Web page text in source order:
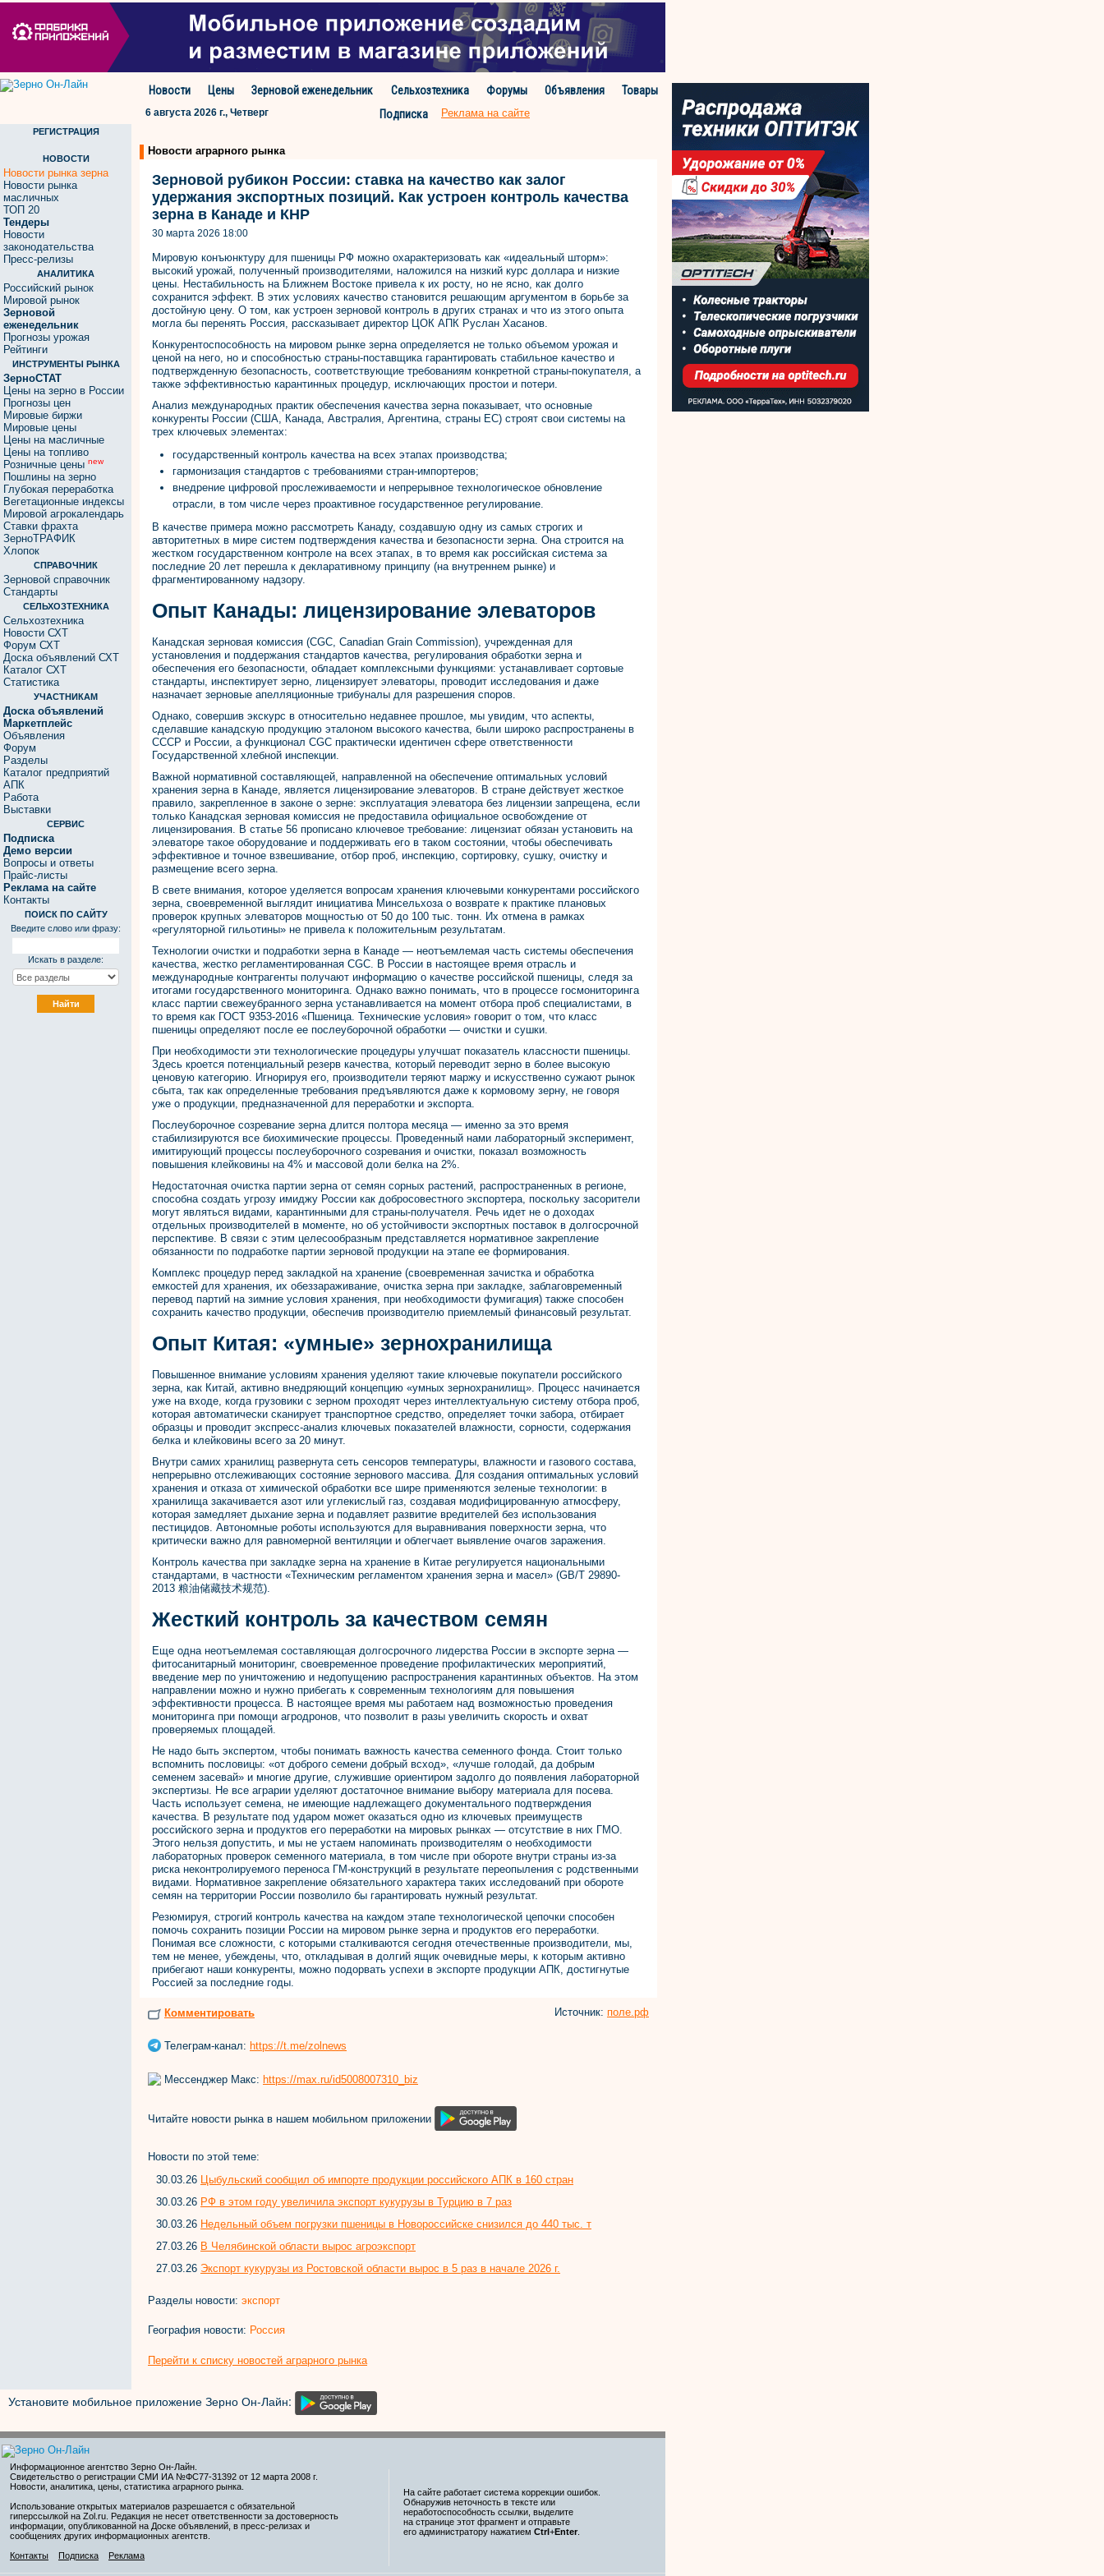
Новости Цены Зерновой еженедельник Сельхозтехника Форумы Объявления
Товары
Подписка
6 августа 2026 г., Четверг Реклама на сайте
РЕГИСТРАЦИЯ
НОВОСТИ
Новости рынка зерна
Новости рынка
масличных
ТОП 20
Тендеры
Новости
законодательства
Пресс-релизы
АНАЛИТИКА
Российский рынок
Мировой рынок
Зерновой
еженедельник
Прогнозы урожая
Рейтинги
ИНСТРУМЕНТЫ РЫНКА
ЗерноСТАТ
Цены на зерно в России
Прогнозы цен
Мировые биржи
Мировые цены
Цены на масличные
Цены на топливо
Розничные цены new
Пошлины на зерно
Глубокая переработка
Вегетационные индексы
Мировой агрокалендарь
Ставки фрахта
ЗерноТРАФИК
Хлопок
СПРАВОЧНИК
Зерновой справочник
Стандарты
СЕЛЬХОЗТЕХНИКА
Сельхозтехника
Новости СХТ
Форум СХТ
Доска объявлений СХТ
Каталог СХТ
Статистика
УЧАСТНИКАМ
Доска объявлений
Маркетплейс
Объявления
Форум
Разделы
Каталог предприятий
АПК
Работа
Выставки
СЕРВИС
Подписка
Демо версии
Вопросы и ответы
Прайс-листы
Реклама на сайте
Контакты
ПОИСК ПО САЙТУ
Введите слово или фразу:
Искать в разделе:
Новости аграрного рынка
Зерновой рубикон России: ставка на качество как залог
удержания экспортных позиций. Как устроен контроль качества
зерна в Канаде и КНР
30 марта 2026 18:00
Мировую конъюнктуру для пшеницы РФ можно охарактеризовать как «идеальный шторм»:
высокий урожай, полученный производителями, наложился на низкий курс доллара и низкие
цены. Нестабильность на Ближнем Востоке привела к их росту, но не ясно, как долго
сохранится эффект. В этих условиях качество становится решающим аргументом в борьбе за
достойную цену. О том, как устроен зерновой контроль в других странах и что из этого опыта
могла бы перенять Россия, рассказывает директор ЦОК АПК Руслан Хасанов.
Конкурентоспособность на мировом рынке зерна определяется не только объемом урожая и
ценой на него, но и способностью страны-поставщика гарантировать стабильное качество и
подтвержденную безопасность, соответствующие требованиям конкретной страны-покупателя, а
также эффективностью карантинных процедур, исключающих простои и потери.
Анализ международных практик обеспечения качества зерна показывает, что основные
конкуренты России (США, Канада, Австралия, Аргентина, страны ЕС) строят свои системы на
трех ключевых элементах:
государственный контроль качества на всех этапах производства;
гармонизация стандартов с требованиями стран-импортеров;
внедрение цифровой прослеживаемости и непрерывное технологическое обновление
отрасли, в том числе через проактивное государственное регулирование.
В качестве примера можно рассмотреть Канаду, создавшую одну из самых строгих и
авторитетных в мире систем подтверждения качества и безопасности зерна. Она строится на
жестком государственном контроле на всех этапах, в то время как российская система за
последние 20 лет перешла к декларативному принципу (на внутреннем рынке) и
фрагментированному надзору.
Опыт Канады: лицензирование элеваторов
Канадская зерновая комиссия (CGC, Canadian Grain Commission), учрежденная для
установления и поддержания стандартов качества, регулирования обработки зерна и
обеспечения его безопасности, обладает комплексными функциями: устанавливает сортовые
стандарты, инспектирует зерно, лицензирует элеваторы, проводит исследования и даже
назначает зерновые апелляционные трибуналы для разрешения споров.
Однако, совершив экскурс в относительно недавнее прошлое, мы увидим, что аспекты,
сделавшие канадскую продукцию эталоном высокого качества, были широко распространены в
СССР и России, а функционал CGC практически идентичен сфере ответственности
Государственной хлебной инспекции.
Важной нормативной составляющей, направленной на обеспечение оптимальных условий
хранения зерна в Канаде, является лицензирование элеваторов. В стране действует жесткое
правило, закрепленное в законе о зерне: эксплуатация элеватора без лицензии запрещена, если
только Канадская зерновая комиссия не предоставила официальное освобождение от
лицензирования. В статье 56 прописано ключевое требование: лицензиат обязан установить на
элеваторе такое оборудование и поддерживать его в таком состоянии, чтобы обеспечивать
эффективное и точное взвешивание, отбор проб, инспекцию, сортировку, сушку, очистку и
размещение всего зерна.
В свете внимания, которое уделяется вопросам хранения ключевыми конкурентами российского
зерна, своевременной выглядит инициатива Минсельхоза о возврате к практике плановых
проверок крупных элеваторов мощностью от 50 до 100 тыс. тонн. Их отмена в рамках
«регуляторной гильотины» не привела к положительным результатам.
Технологии очистки и подработки зерна в Канаде — неотъемлемая часть системы обеспечения
качества, жестко регламентированная CGC. В России в настоящее время отрасль и
международные контрагенты получают информацию о качестве российской пшеницы, следя за
итогами государственного мониторинга. Однако важно понимать, что в процессе госмониторинга
класс партии свежеубранного зерна устанавливается на момент отбора проб специалистами, в
то время как ГОСТ 9353-2016 «Пшеница. Технические условия» говорит о том, что класс
пшеницы определяют после ее послеуборочной обработки — очистки и сушки.
При необходимости эти технологические процедуры улучшат показатель классности пшеницы.
Здесь кроется потенциальный резерв качества, который переводит зерно в более высокую
ценовую категорию. Игнорируя его, производители теряют маржу и искусственно сужают рынок
сбыта, так как определенные требования предъявляются даже к кормовому зерну, не говоря
уже о продукции, предназначенной для переработки и экспорта.
Послеуборочное созревание зерна длится полтора месяца — именно за это время
стабилизируются все биохимические процессы. Проведенный нами лабораторный эксперимент,
имитирующий процессы послеуборочного созревания и очистки, показал возможность
повышения клейковины на 4% и массовой доли белка на 2%.
Недостаточная очистка партии зерна от семян сорных растений, распространенных в регионе,
способна создать угрозу имиджу России как добросовестного экспортера, поскольку засорители
могут являться видами, карантинными для страны-получателя. Речь идет не о доходах
отдельных производителей в моменте, но об устойчивости экспортных поставок в долгосрочной
перспективе. В связи с этим целесообразным представляется нормативное закрепление
обязанности по подработке партии зерновой продукции на этапе ее формирования.
Комплекс процедур перед закладкой на хранение (своевременная зачистка и обработка
емкостей для хранения, их обеззараживание, очистка зерна при закладке, заблаговременный
перевод партий на зимние условия хранения, при необходимости фумигация) также способен
сохранить качество продукции, обеспечив производителю приемлемый финансовый результат.
Опыт Китая: «умные» зернохранилища
Повышенное внимание условиям хранения уделяют такие ключевые покупатели российского
зерна, как Китай, активно внедряющий концепцию «умных зернохранилищ». Процесс начинается
уже на входе, когда грузовики с зерном проходят через интеллектуальную систему отбора проб,
которая автоматически сканирует транспортное средство, определяет точки забора, отбирает
образцы и проводит экспресс-анализ ключевых показателей влажности, сорности, содержания
белка и клейковины всего за 20 минут.
Внутри самих хранилищ развернута сеть сенсоров температуры, влажности и газового состава,
непрерывно отслеживающих состояние зернового массива. Для создания оптимальных условий
хранения и отказа от химической обработки все шире применяются зеленые технологии: в
хранилища закачивается азот или углекислый газ, создавая модифицированную атмосферу,
которая замедляет дыхание зерна и подавляет развитие вредителей без использования
пестицидов. Автономные роботы используются для выравнивания поверхности зерна, что
критически важно для равномерной вентиляции и облегчает выявление очагов заражения.
Контроль качества при закладке зерна на хранение в Китае регулируется национальными
стандартами, в частности «Техническим регламентом хранения зерна и масел» (GB/T 29890-
2013 粮油储藏技术规范).
Жесткий контроль за качеством семян
Еще одна неотъемлемая составляющая долгосрочного лидерства России в экспорте зерна —
фитосанитарный мониторинг, своевременное проведение профилактических мероприятий,
введение мер по уничтожению и недопущению распространения карантинных объектов. На этом
направлении можно и нужно прибегать к современным технологиям для повышения
эффективности процесса. В настоящее время мы работаем над возможностью проведения
мониторинга при помощи агродронов, что позволит в разы увеличить скорость и охват
проверяемых площадей.
Не надо быть экспертом, чтобы понимать важность качества семенного фонда. Стоит только
вспомнить пословицы: «от доброго семени добрый всход», «лучше голодай, да добрым
семенем засевай» и многие другие, служившие ориентиром задолго до появления лабораторной
экспертизы. Не все аграрии уделяют достаточное внимание выбору материала для посева.
Часть использует семена, не имеющие надлежащего документального подтверждения
качества. В результате под ударом может оказаться одно из ключевых преимуществ
российского зерна и продуктов его переработки на мировых рынках — отсутствие в них ГМО.
Этого нельзя допустить, и мы не устаем напоминать производителям о необходимости
лабораторных проверок семенного материала, в том числе при обороте внутри страны из-за
риска неконтролируемого переноса ГМ-конструкций в результате переопыления с родственными
видами. Нормативное закрепление обязательного характера таких исследований при обороте
семян на территории России позволило бы гарантировать нужный результат.
Резюмируя, строгий контроль качества на каждом этапе технологической цепочки способен
помочь сохранить позиции России на мировом рынке зерна и продуктов его переработки.
Понимая все сложности, с которыми сталкиваются сегодня отечественные производители, мы,
тем не менее, убеждены, что, откладывая в долгий ящик очевидные меры, к которым активно
прибегают наши конкуренты, можно подорвать успехи в экспорте продукции АПК, достигнутые
Россией за последние годы.
Комментировать Источник: поле.рф
Телеграм-канал: https://t.me/zolnews
Мессенджер Макс: https://max.ru/id5008007310_biz
Читайте новости рынка в нашем мобильном приложении
Новости по этой теме:
30.03.26 Цыбульский сообщил об импорте продукции российского АПК в 160 стран
30.03.26 РФ в этом году увеличила экспорт кукурузы в Турцию в 7 раз
30.03.26 Недельный объем погрузки пшеницы в Новороссийске снизился до 440 тыс. т
27.03.26 В Челябинской области вырос агроэкспорт
27.03.26 Экспорт кукурузы из Ростовской области вырос в 5 раз в начале 2026 г.
Разделы новости: экспорт
География новости: Россия
Перейти к списку новостей аграрного рынка
Установите мобильное приложение Зерно Он-Лайн:
Информационное агентство Зерно Он-Лайн
Свидетельство о регистрации СМИ ИА №ФС77-31392 от 12 марта 2008 г.
Новости, аналитика, цены, статистика аграрного рынка.
Использование открытых материалов разрешается с обязательной
гиперссылкой на Zol.ru. Редакция не несет ответственности за достоверность
информации, опубликованной на Доске объявлений, в пресс-релизах и
сообщениях других информационных агентств.
Контакты
Подписка Реклама
На сайте работает система коррекции ошибок.
Обнаружив неточность в тексте или
неработоспособность ссылки, выделите
на странице этот фрагмент и отправьте
его администратору нажатием Ctrl +Enter